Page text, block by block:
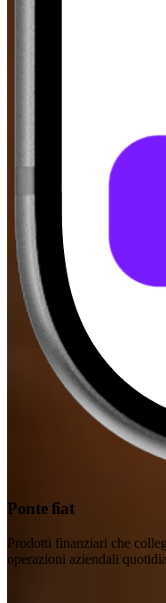
Ponte fiat
Prodotti finanziari che
operazioni aziendali